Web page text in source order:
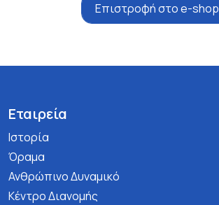
Επιστροφή στο e-shop
Εταιρεία
Ιστορία
Όραμα
Ανθρώπινο Δυναμικό
Κέντρο Διανομής